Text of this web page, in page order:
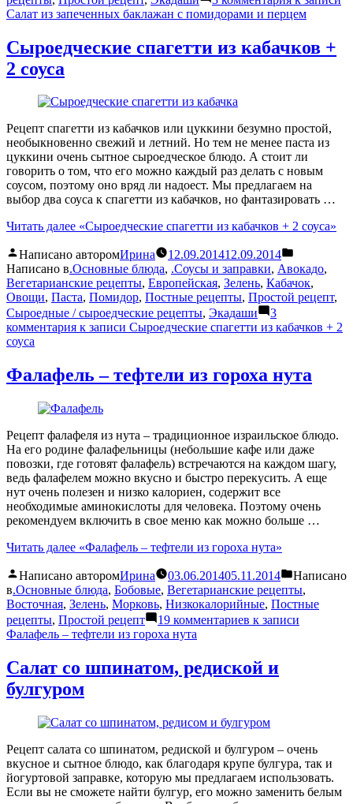
Салат из запеченных баклажан с помидорами и перцем
Сыроедческие спагетти из кабачков +
2 соуса
Рецепт спагетти из кабачков или цуккини безумно простой,
необыкновенно свежий и летний. Но тем не менее паста из
цуккини очень сытное сыроедческое блюдо. А стоит ли
говорить о том, что его можно каждый раз делать с новым
соусом, поэтому оно вряд ли надоест. Мы предлагаем на
выбор два соуса к спагетти из кабачков, но фантазировать …
Читать далее «Сыроедческие спагетти из кабачков + 2 соуса»
Написано авторомИрина 12.09.201412.09.2014
Написано в.Основные блюда, .Соусы и заправки, Авокадо,
Вегетарианские рецепты, Европейская, Зелень, Кабачок,
Овощи, Паста, Помидор, Постные рецепты, Простой рецепт,
Сыроедные / сыроедческие рецепты, Экадаши
3
комментария к записи Сыроедческие спагетти из кабачков + 2
соуса
Фалафель – тефтели из гороха нута
Рецепт фалафеля из нута – традиционное израильское блюдо.
На его родине фалафельницы (небольшие кафе или даже
повозки, где готовят фалафель) встречаются на каждом шагу,
ведь фалафелем можно вкусно и быстро перекусить. А еще
нут очень полезен и низко калориен, содержит все
необходимые аминокислоты для человека. Поэтому очень
рекомендуем включить в свое меню как можно больше …
Читать далее «Фалафель – тефтели из гороха нута»
Написано авторомИрина 03.06.201405.11.2014
Написано
в.Основные блюда, Бобовые, Вегетарианские рецепты,
Восточная, Зелень, Морковь, Низкокалорийные, Постные
рецепты, Простой рецепт 19 комментариев к записи
Фалафель – тефтели из гороха нута
Салат со шпинатом, редиской и
булгуром
Рецепт салата со шпинатом, редиской и булгуром – очень
вкусное и сытное блюдо, как благодаря крупе булгура, так и
йогуртовой заправке, которую мы предлагаем использовать.
Если вы не сможете найти булгур, его можно заменить белым